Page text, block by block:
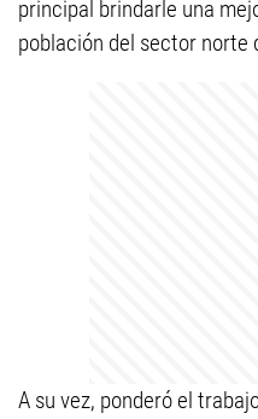
principal brindarle una
población del sector norte
A su vez, ponderó el